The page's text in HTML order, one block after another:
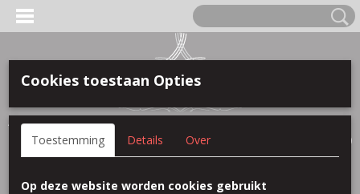
Anmelden Registrieren
(0)
Startseite>100 % baumwolle >Mix flow
Cookies toestaan Opties
Toestemming Details Over
Op deze website worden cookies gebruikt